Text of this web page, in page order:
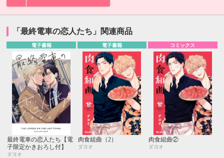
「最終電車の恋人たち」関連商品
電子書籍
最終電車の恋人たち【電
子限定かきおろし付】
ダヨオ
電子書籍
肉食組曲（2）
ダヨオ
コミックス
肉食組曲②
ダヨオ